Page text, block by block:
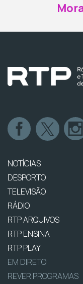
NOTÍCIAS
DESPORTO
TELEVISÃO
RÁDIO
RTP ARQUIVOS
RTP ENSINA
RTP PLAY
EM DIRETO
REVER PROGRAMAS